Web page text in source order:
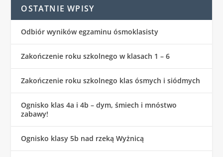
OSTATNIE WPISY
Odbiór wyników egzaminu ósmoklasisty
Zakończenie roku szkolnego w klasach 1 – 6
Zakończenie roku szkolnego klas ósmych i siódmych
Ognisko klas 4a i 4b – dym, śmiech i mnóstwo
zabawy!
Ognisko klasy 5b nad rzeką Wyżnicą